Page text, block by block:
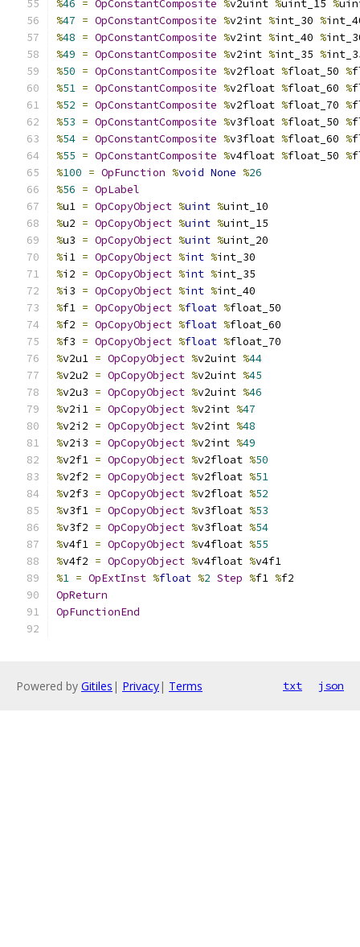
%46 = OpConstantComposite %v2uint %uint_15 %
%47 = OpConstantComposite %v2int %int_30 %
%48 = OpConstantComposite %v2int %int_40 %
%49 = OpConstantComposite %v2int %int_35 %
%50 = OpConstantComposite %v2float %float_50 %
%51 = OpConstantComposite %v2float %float_60 %
%52 = OpConstantComposite %v2float %float_70 %
%53 = OpConstantComposite %v3float %float_50 %
%54 = OpConstantComposite %v3float %float_60 %
%55 = OpConstantComposite %v4float %float_50 %
%100 = OpFunction %void None %26
%56 = OpLabel
%u1 = OpCopyObject %uint %uint_10
%u2 = OpCopyObject %uint %uint_15
%u3 = OpCopyObject %uint %uint_20
%i1 = OpCopyObject %int %int_30
%i2 = OpCopyObject %int %int_35
%i3 = OpCopyObject %int %int_40
%f1 = OpCopyObject %float %float_50
%f2 = OpCopyObject %float %float_60
%f3 = OpCopyObject %float %float_70
%v2u1 = OpCopyObject %v2uint %44
%v2u2 = OpCopyObject %v2uint %45
%v2u3 = OpCopyObject %v2uint %46
%v2i1 = OpCopyObject %v2int %47
%v2i2 = OpCopyObject %v2int %48
%v2i3 = OpCopyObject %v2int %49
%v2f1 = OpCopyObject %v2float %50
%v2f2 = OpCopyObject %v2float %51
%v2f3 = OpCopyObject %v2float %52
%v3f1 = OpCopyObject %v3float %53
%v3f2 = OpCopyObject %v3float %54
%v4f1 = OpCopyObject %v4float %55
%v4f2 = OpCopyObject %v4float %v4f1
%1 = OpExtInst %float %2 Step %f1 %f2
OpReturn
OpFunctionEnd
Powered by Gitiles | Privacy| Terms txt json